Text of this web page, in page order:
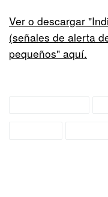
Ver o descargar
(señales de alerta
pequeños" aquí.